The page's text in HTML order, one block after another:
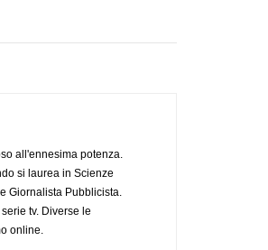
all'ennesima potenza.
si laurea in Scienze
Giornalista Pubblicista.
tv. Diverse le
online.